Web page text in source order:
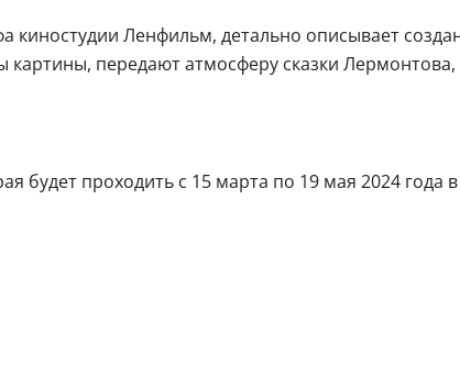
киностудии Ленфильм, детально описывает
передают атмосферу сказки
будет проходить с 15 марта по 19 мая 2024 года